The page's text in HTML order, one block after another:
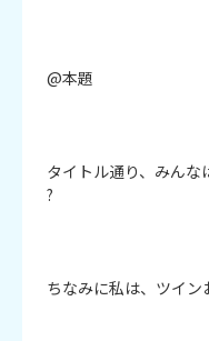
@本題
タイトル通り、みん
?
ちなみに私は、ツイン